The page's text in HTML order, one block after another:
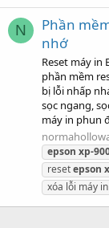
N
Phần
nhớ
Reset máy in
phần mềm
bị lỗi nhấp
sọc ngang,
máy in phun
epson xp-
resetepson
xóa lỗi máy in